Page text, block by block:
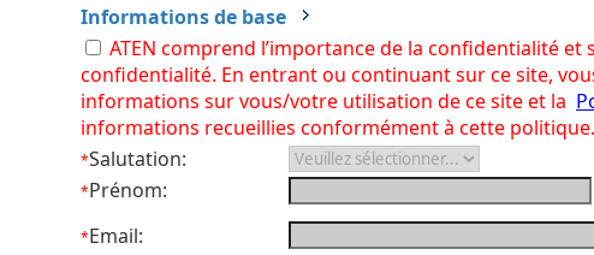
Informations de base
ATEN comprend l’importance de la confidentialité
confidentialité. En entrant ou continuant sur ce site,
informations sur vous/votre utilisation de ce site et la
informations recueillies conformément à cette politique.
*Salutation:
*Prénom:
*Email: